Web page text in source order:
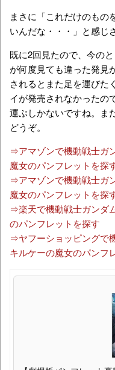
まさに「これだけのもの
いんだな・・・」と感じ
既に2回見たので、今の
が何度見ても違った発見
されるとまた足を運びた
イが発売されなかったの
運ぶしかないですね。ま
どうぞ。
⇒アマゾンで機動戦士ガ
魔女のパンフレットを探
⇒アマゾンで機動戦士ガ
魔女のパンフレットを探
⇒楽天で機動戦士ガンダ
のパンフレットを探す
⇒ヤフーショッピングで
キルケーの魔女のパンフ